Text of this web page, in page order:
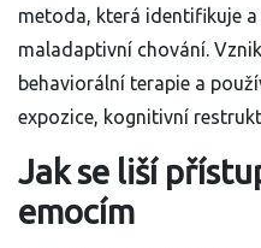
metoda, která identifikuje
maladaptivní chování.
behaviorální terapie a
expozice, kognitivní
Jak se liší
emocím